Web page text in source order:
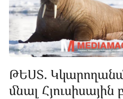
ԹԵՍՏ.
մնալ Հյուսիսային